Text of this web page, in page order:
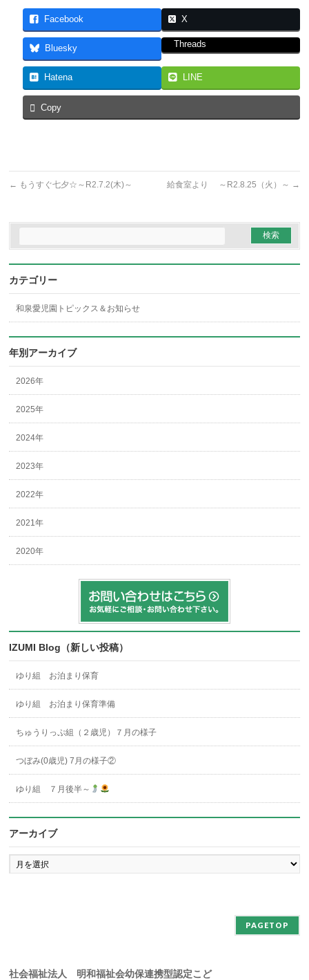
Facebook X
Bluesky Threads
Hatena LINE
Copy
← もうすぐ七夕☆～R2.7.2(木)～ 給食室より ～R2.8.25（火）～ →
カテゴリー
和泉愛児園トピックス＆お知らせ
年別アーカイブ
2026年
2025年
2024年
2023年
2022年
2021年
2020年
IZUMI Blog（新しい投稿）
ゆり組 お泊まり保育
ゆり組 お泊まり保育準備
ちゅうりっぷ組（２歳児）７月の様子
つぼみ(0歳児) 7月の様子②
ゆり組 ７月後半～
アーカイブ
ア
ー
PAGETOP
社会福祉法人 明和福祉会幼保連携型認定こど